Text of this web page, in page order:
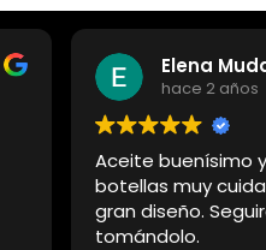
Elena
hace 2 años
Aceite buenísimo
botellas muy
gran diseño.
tomándolo.